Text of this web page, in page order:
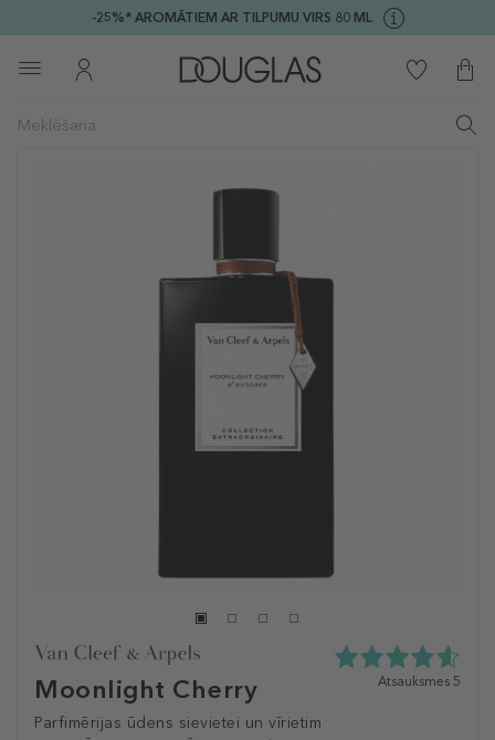
-25%* AROMĀTIEM AR TILPUMU VIRS 80 ML
Moonlight Cherry
Parfimērijas ūdens sievietei un vīrietim
4.6
Atsauksmes 5